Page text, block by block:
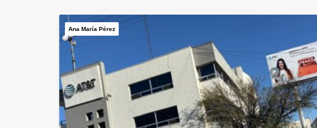
Ana María Pérez